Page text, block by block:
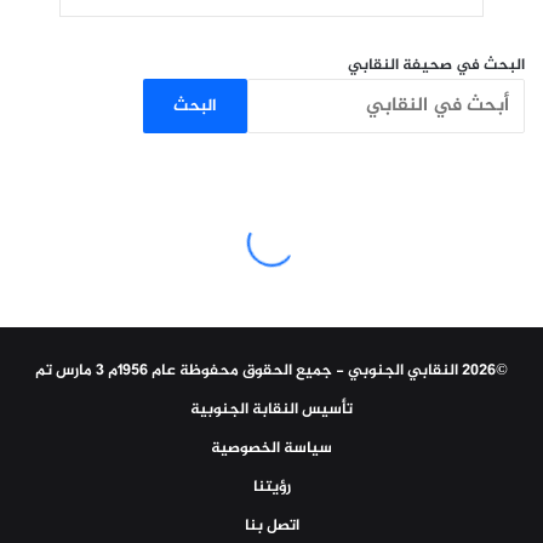
البحث في صحيفة النقابي
البحث
©2026 النقابي الجنوبي - جميع الحقوق محفوظة عام 1956م 3 مارس تم
تأسيس النقابة الجنوبية
سياسة الخصوصية
رؤيتنا
اتصل بنا